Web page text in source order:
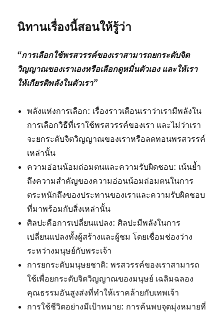
นิทานเรื่องนี้สอนให้รู้ว่า
“การเลือกใช้พรสวรรค์ของเราสามารถยกระดับจิต
วิญญาณของเราเองหรือเลือกดูหมิ่นตัวเอง และให้เรา
ให้เกียรติพลังในตัวเรา”
พลังแห่งการเลือก: เรื่องราวเตือนเราว่าเรามีพลังใน
การเลือกวิธีที่เราใช้พรสวรรค์ของเรา และไม่ว่าเรา
จะยกระดับจิตวิญญาณของเราหรือลดทอนพรสวรรค์
เหล่านั้น
ความอ่อนน้อมถ่อมตนและความรับผิดชอบ: เน้นย้ำ
ถึงความสำคัญของความอ่อนน้อมถ่อมตนในการ
ตระหนักถึงของประทานของเราและความรับผิดชอบ
ที่มาพร้อมกับสิ่งเหล่านั้น
ศิลปะคือการเปลี่ยนแปลง: ศิลปะมีพลังในการ
เปลี่ยนแปลงทั้งผู้สร้างและผู้ชม โดยเชื่อมช่องว่าง
ระหว่างมนุษย์กับพระเจ้า
การยกระดับมนุษยชาติ: พรสวรรค์ของเราสามารถ
ใช้เพื่อยกระดับจิตวิญญาณของมนุษย์ เฉลิมฉลอง
คุณธรรมอันสูงส่งที่ทำให้เราคล้ายกับเทพเจ้า
การใช้ชีวิตอย่างมีเป้าหมาย: การค้นพบจุดมุ่งหมายที่